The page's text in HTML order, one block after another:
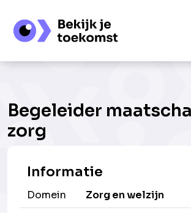
Begeleider
zorg
Informatie
Domein
Zorg en welzijn